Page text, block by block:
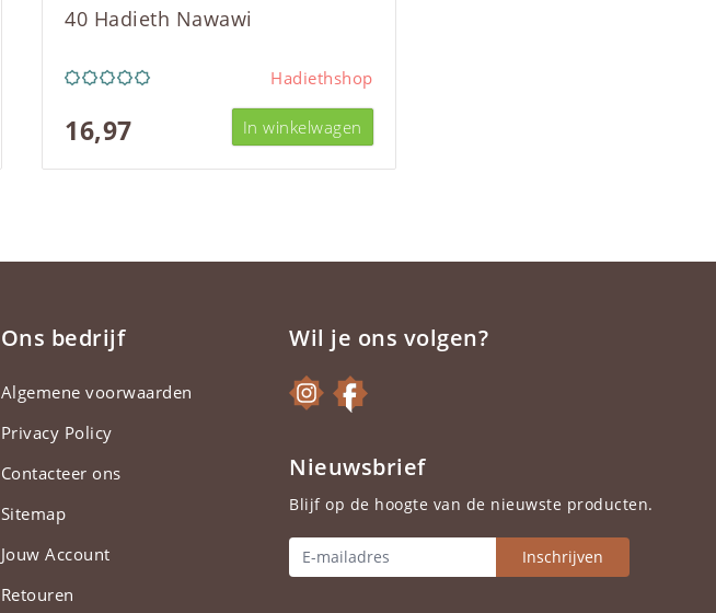
40 Hadieth Nawawi
Hadiethshop
16,97 In winkelwagen
Ons bedrijf
Algemene voorwaarden
Privacy Policy
Contacteer ons
Sitemap
Jouw Account
Retouren
Wil je ons volgen?
Nieuwsbrief
Blijf op de hoogte van de nieuwste producten.
Inschrijven